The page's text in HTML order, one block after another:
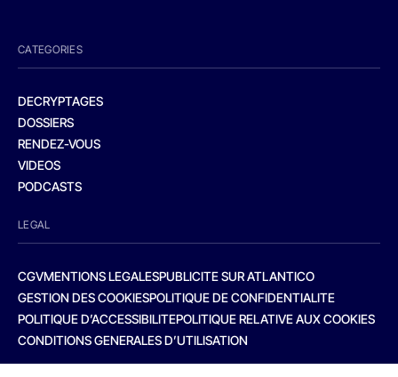
CATEGORIES
DECRYPTAGES
DOSSIERS
RENDEZ-VOUS
VIDEOS
PODCASTS
LEGAL
CGVMENTIONS LEGALESPUBLICITE SUR ATLANTICO
GESTION DES COOKIESPOLITIQUE DE CONFIDENTIALITE
POLITIQUE D’ACCESSIBILITEPOLITIQUE RELATIVE AUX COOKIES
CONDITIONS GENERALES D’UTILISATION